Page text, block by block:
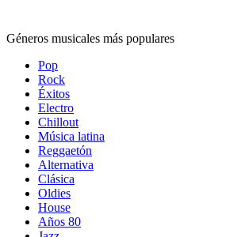
Géneros musicales más populares
Pop
Rock
Éxitos
Electro
Chillout
Música latina
Reggaetón
Alternativa
Clásica
Oldies
House
Años 80